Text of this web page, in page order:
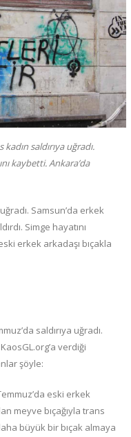
saldırıya uğradı.
kaybetti. Ankara’da
Samsun’da erkek
Simge hayatını
erkek arkadaşı bıçakla
saldırıya uğradı.
verdiği
şöyle:
eski erkek
meyve bıçağıyla trans
büyük bir bıçak almaya